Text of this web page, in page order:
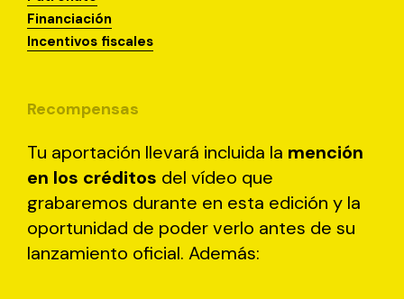
Financiación
Incentivos fiscales
Recompensas
Tu aportación llevará incluida la mención
en los créditos del vídeo que
grabaremos durante en esta edición y la
oportunidad de poder verlo antes de su
lanzamiento oficial. Además: